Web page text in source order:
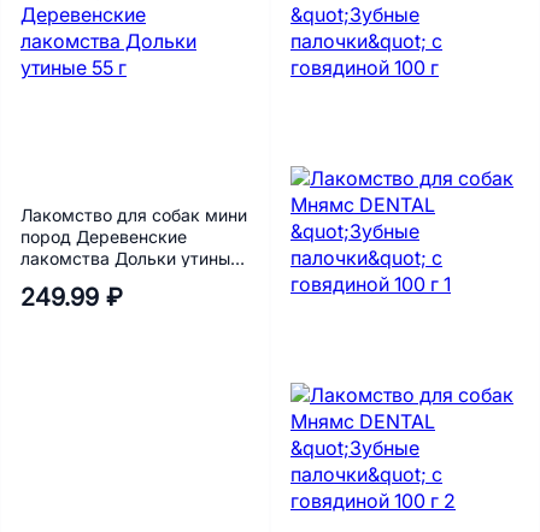
Лакомство для собак мини
пород Деревенские
лакомства Дольки утиные
249.99 ₽